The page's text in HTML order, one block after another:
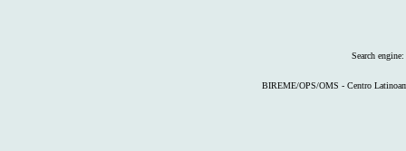
Search engine:
BIREME/OPS/OMS - Centro